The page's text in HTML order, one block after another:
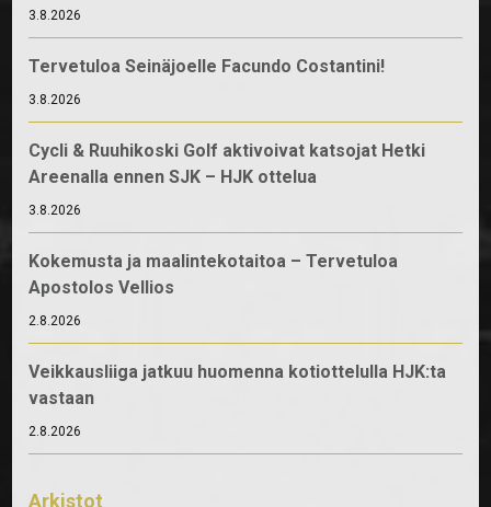
3.8.2026
Tervetuloa Seinäjoelle Facundo Costantini!
3.8.2026
Cycli & Ruuhikoski Golf aktivoivat katsojat Hetki
Areenalla ennen SJK – HJK ottelua
3.8.2026
Kokemusta ja maalintekotaitoa – Tervetuloa
Apostolos Vellios
2.8.2026
Veikkausliiga jatkuu huomenna kotiottelulla HJK:ta
vastaan
2.8.2026
Arkistot